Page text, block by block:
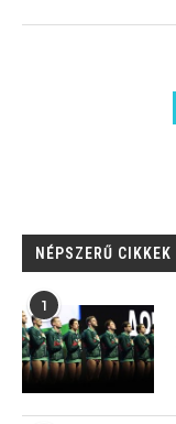
NÉPSZERŰ CIKKEK
1